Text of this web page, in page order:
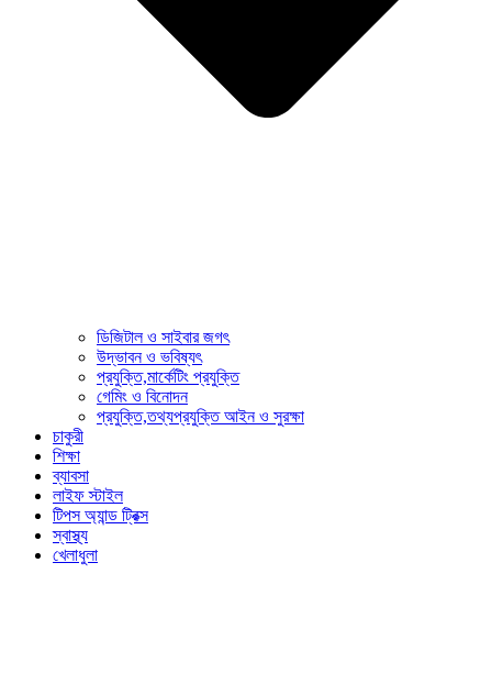
ডিজিটাল ও সাইবার জগৎ
উদ্ভাবন ও ভবিষ্যৎ
প্রযুক্তি,মার্কেটিং প্রযুক্তি
গেমিং ও বিনোদন
প্রযুক্তি,তথ্যপ্রযুক্তি আইন ও সুরক্ষা
চাকুরী
শিক্ষা
ব্যাবসা
লাইফ স্টাইল
টিপস অ্যান্ড ট্রিক্স
স্বাস্থ্য
খেলাধুলা